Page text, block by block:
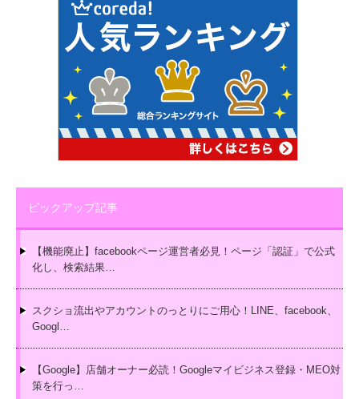
ピックアップ記事
【機能廃止】facebookページ運営者必見！ページ「認証」で公式
化し、検索結果…
スクショ流出やアカウントのっとりにご用心！LINE、facebook、
Googl…
【Google】店舗オーナー必読！Googleマイビジネス登録・MEO対
策を行っ…